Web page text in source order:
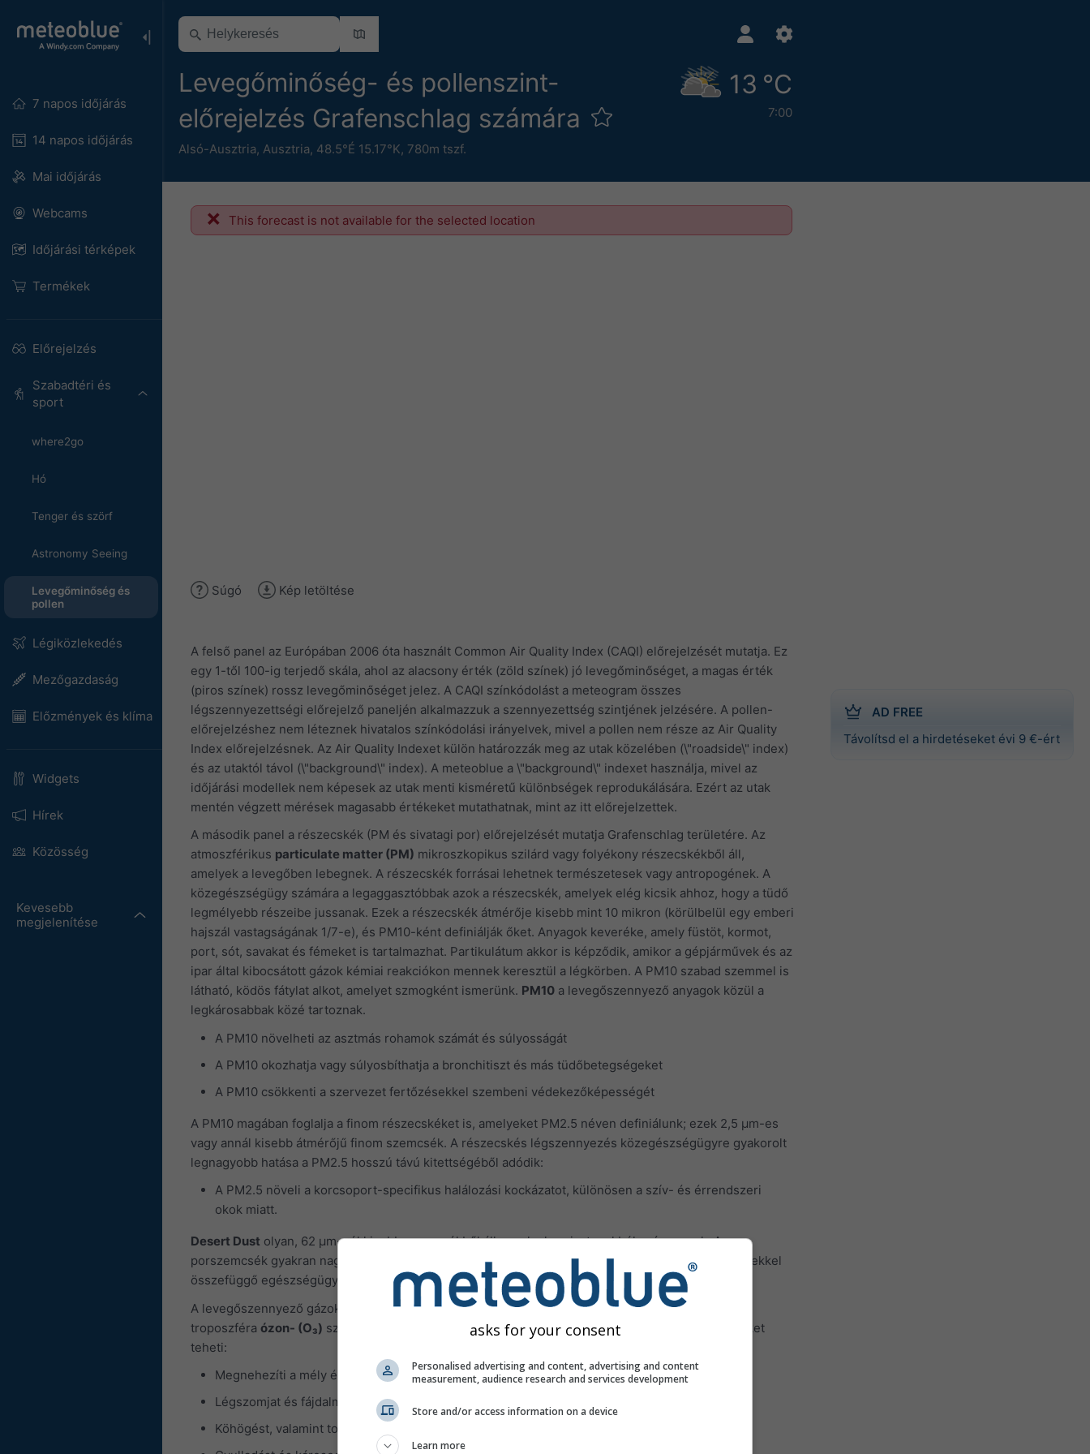
7 napos időjárás
14 napos időjárás
Mai időjárás
Webcams
Időjárási térképek
Termékek
Előrejelzés
Szabadtéri és
sport
where2go
Hó
Tenger és szörf
Astronomy Seeing
Levegőminőség és
pollen
Légiközlekedés
Mezőgazdaság
Előzmények és klíma
Widgets
Hírek
Közösség
Kevesebb
megjelenítése
Levegőminőség- és pollenszint-
előrejelzés Grafenschlag számára
Alsó-Ausztria, Ausztria, 48.5°É 15.17°K, 780m tszf.
13 °C
7:00
AD FREE
Távolítsd el a hirdetéseket évi 9 €-ért
This forecast is not available for the selected location
Súgó Kép letöltése
A felső panel az Európában 2006 óta használt Common Air Quality Index (CAQI) előrejelzését mutatja. Ez
egy 1-től 100-ig terjedő skála, ahol az alacsony érték (zöld színek) jó levegőminőséget, a magas érték
(piros színek) rossz levegőminőséget jelez. A CAQI színkódolást a meteogram összes
légszennyezettségi előrejelző paneljén alkalmazzuk a szennyezettség szintjének jelzésére. A pollen-
előrejelzéshez nem léteznek hivatalos színkódolási irányelvek, mivel a pollen nem része az Air Quality
Index előrejelzésnek. Az Air Quality Indexet külön határozzák meg az utak közelében (\"roadside\" index)
és az utaktól távol (\"background\" index). A meteoblue a \"background\" indexet használja, mivel az
időjárási modellek nem képesek az utak menti kisméretű különbségek reprodukálására. Ezért az utak
mentén végzett mérések magasabb értékeket mutathatnak, mint az itt előrejelzettek.
A második panel a részecskék (PM és sivatagi por) előrejelzését mutatja Grafenschlag területére. Az
atmoszférikus particulate matter (PM) mikroszkopikus szilárd vagy folyékony részecskékből áll,
amelyek a levegőben lebegnek. A részecskék forrásai lehetnek természetesek vagy antropogének. A
közegészségügy számára a legaggasztóbbak azok a részecskék, amelyek elég kicsik ahhoz, hogy a tüdő
legmélyebb részeibe jussanak. Ezek a részecskék átmérője kisebb mint 10 mikron (körülbelül egy emberi
hajszál vastagságának 1/7-e), és PM10-ként definiálják őket. Anyagok keveréke, amely füstöt, kormot,
port, sót, savakat és fémeket is tartalmazhat. Partikulátum akkor is képződik, amikor a gépjárművek és az
ipar által kibocsátott gázok kémiai reakciókon mennek keresztül a légkörben. A PM10 szabad szemmel is
látható, ködös fátylat alkot, amelyet szmogként ismerünk. PM10 a levegőszennyező anyagok közül a
legkárosabbak közé tartoznak.
A PM10 növelheti az asztmás rohamok számát és súlyosságát
A PM10 okozhatja vagy súlyosbíthatja a bronchitiszt és más tüdőbetegségeket
A PM10 csökkenti a szervezet fertőzésekkel szembeni védekezőképességét
A PM10 magában foglalja a finom részecskéket is, amelyeket PM2.5 néven definiálunk; ezek 2,5 μm-es
vagy annál kisebb átmérőjű finom szemcsék. A részecskés légszennyezés közegészségügyre gyakorolt
legnagyobb hatása a PM2.5 hosszú távú kitettségéből adódik:
A PM2.5 növeli a korcsoport-specifikus halálozási kockázatot, különösen a szív- és érrendszeri
okok miatt.
Desert Dust olyan, 62 μm-nél kisebb szemcsékből áll, amelyek a sivatagokból származnak. A
porszemcsék gyakran nagyon kicsik, ami magas PM10- és PM2.5-koncentrációhoz, valamint az ezekkel
összefüggő egészségügyi hatásokhoz vezet.
A levegőszennyező gázok koncentrációinak előrejelzése a harmadik panelen jelenik meg. Az alsó
troposzféra ózon- (O₃) szennyezettségét főként a városi területek okozzák. Az ózon a következőket
teheti:
Megnehezíti a mély és erőteljes légzést
Légszomjat és fájdalmat okoz mély lélegzetvételkor
Köhögést, valamint torokfájást vagy kaparó érzést idéz elő
asks for your consent
Personalised advertising and content, advertising and content
measurement, audience research and services development
Store and/or access information on a device
Learn more